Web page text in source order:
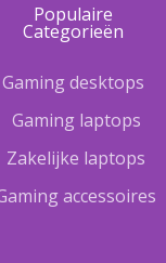
Populaire
Categorieën
Gaming desktops
Gaming laptops
Zakelijke laptops
accessoires